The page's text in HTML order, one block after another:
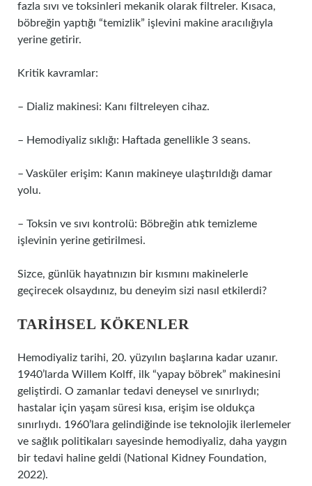
fazla sıvı ve toksinleri mekanik olarak filtreler. Kısaca,
böbreğin yaptığı “temizlik” işlevini makine aracılığıyla
yerine getirir.
Kritik kavramlar:
– Dializ makinesi: Kanı filtreleyen cihaz.
– Hemodiyaliz sıklığı: Haftada genellikle 3 seans.
– Vasküler erişim: Kanın makineye ulaştırıldığı damar
yolu.
– Toksin ve sıvı kontrolü: Böbreğin atık temizleme
işlevinin yerine getirilmesi.
Sizce, günlük hayatınızın bir kısmını makinelerle
geçirecek olsaydınız, bu deneyim sizi nasıl etkilerdi?
TARIHSEL KÖKENLER
Hemodiyaliz tarihi, 20. yüzyılın başlarına kadar uzanır.
1940’larda Willem Kolff, ilk “yapay böbrek” makinesini
geliştirdi. O zamanlar tedavi deneysel ve sınırlıydı;
hastalar için yaşam süresi kısa, erişim ise oldukça
sınırlıydı. 1960’lara gelindiğinde ise teknolojik ilerlemeler
ve sağlık politikaları sayesinde hemodiyaliz, daha yaygın
bir tedavi haline geldi (National Kidney Foundation,
2022).